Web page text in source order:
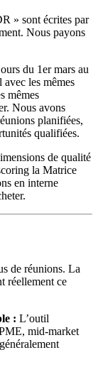
» sont écrites par
Nous payons
du 1er mars au
les mêmes
mêmes
Nous avons
planifiées,
qualifiées.
de qualité
la Matrice
en interne
de réunions. La
réellement ce
: L’outil
mid-market